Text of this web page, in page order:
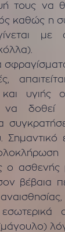
τους να
καθώς η
με
υγιής
να δοθεί
ο ασθενής
βέβαια